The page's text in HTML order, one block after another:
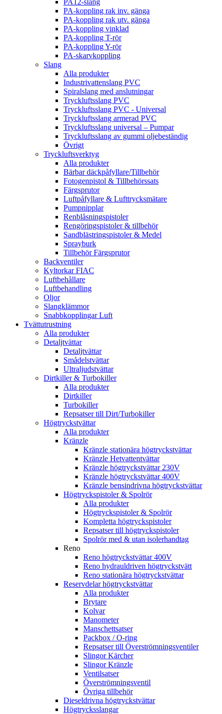
PA12-slang
PA-koppling rak inv. gänga
PA-koppling rak utv. gänga
PA-koppling vinklad
PA-koppling T-rör
PA-koppling Y-rör
PA-skarvkoppling
Slang
Alla produkter
Industrivattenslang PVC
Spiralslang med anslutningar
Tryckluftsslang PVC
Tryckluftsslang PVC - Universal
Tryckluftsslang armerad PVC
Tryckluftsslang universal – Pumpar
Tryckluftsslang av gummi oljebeständig
Övrigt
Tryckluftsverktyg
Alla produkter
Bärbar däckpåfyllare/Tillbehör
Fotogenpistol & Tillbehörssats
Färgsprutor
Luftpåfyllare & Lufttrycksmätare
Pumpnipplar
Renblåsningspistoler
Rengöringspistoler & tillbehör
Sandblästringspistoler & Medel
Sprayburk
Tillbehör Färgsprutor
Backventiler
Kyltorkar FIAC
Luftbehållare
Luftbehandling
Oljor
Slangklämmor
Snabbkopplingar Luft
Tvättutrustning
Alla produkter
Detaljtvättar
Detaljtvättar
Smådelstvättar
Ultraljudstvättar
Dirtkiller & Turbokiller
Alla produkter
Dirtkiller
Turbokiller
Repsatser till Dirt/Turbokiller
Högtryckstvättar
Alla produkter
Kränzle
Kränzle stationära högtryckstvättar
Kränzle Hetvattentvättar
Kränzle högtryckstvättar 230V
Kränzle högtryckstvättar 400V
Kränzle bensindrivna högtryckstvättar
Högtryckspistoler & Spolrör
Alla produkter
Högtryckspistoler & Spolrör
Kompletta högtryckspistoler
Repsatser till högtryckspistoler
Spolrör med & utan isolerhandtag
Reno
Reno högtryckstvättar 400V
Reno hydrauldriven högtryckstvätt
Reno stationära högtryckstvättar
Reservdelar högtryckstvättar
Alla produkter
Brytare
Kolvar
Manometer
Manschettsatser
Packbox / O-ring
Repsatser till Överströmningsventiler
Slingor Kärcher
Slingor Kränzle
Ventilsatser
Överströmningsventil
Övriga tillbehör
Dieseldrivna högtryckstvättar
Högtrycksslangar